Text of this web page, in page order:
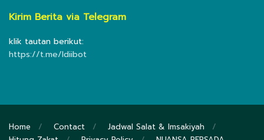
Kirim Berita via Telegram
klik tautan berikut:
https://t.me/ldiibot
Home Contact
Jadwal Salat & Imsakiyah